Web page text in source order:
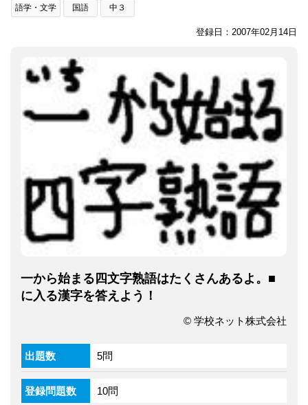
語学・文学 国語 中３
登録日：2007年02月14日
一から始まる四文字熟語はたくさんあるよ。■
に入る漢字を答えよう！
© 学校ネット株式会社
出題数 5問
登録問題数 10問